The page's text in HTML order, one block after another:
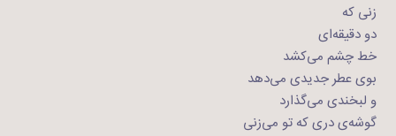
زنی که
دو دقیقه‌ای
خط چشم می‌کشد
بوی عطر جدیدی می‌دهد
و لبخندی می‌گذارد
گوشه‌ی دری که تو می‌زنی